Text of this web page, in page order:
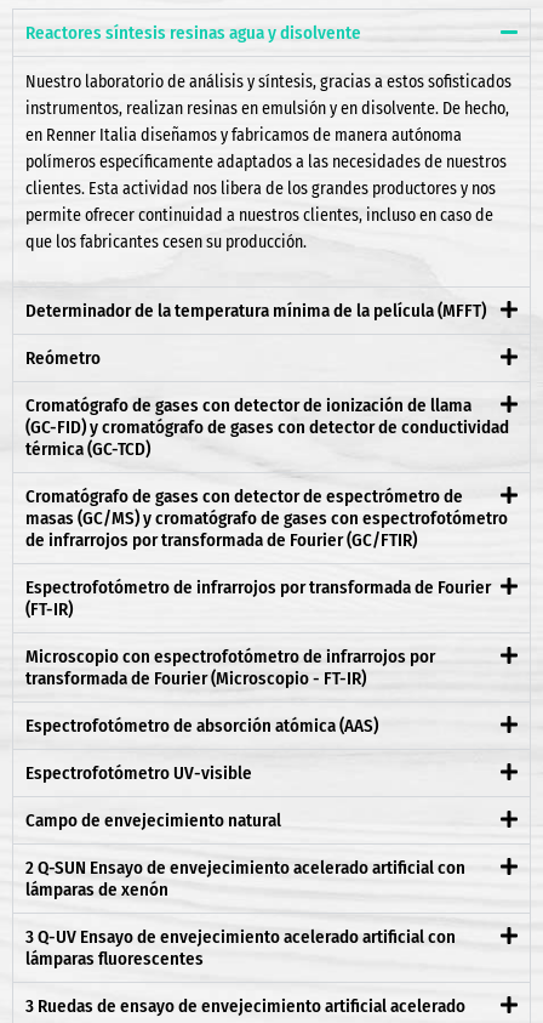
Reactores síntesis resinas agua y disolvente
Nuestro laboratorio de análisis y síntesis, gracias a estos sofisticados
instrumentos, realizan resinas en emulsión y en disolvente. De hecho,
en Renner Italia diseñamos y fabricamos de manera autónoma
polímeros específicamente adaptados a las necesidades de nuestros
clientes. Esta actividad nos libera de los grandes productores y nos
permite ofrecer continuidad a nuestros clientes, incluso en caso de
que los fabricantes cesen su producción.
Determinador de la temperatura mínima de la película (MFFT)
Reómetro
Cromatógrafo de gases con detector de ionización de llama
(GC-FID) y cromatógrafo de gases con detector de conductividad
térmica (GC-TCD)
Cromatógrafo de gases con detector de espectrómetro de
masas (GC/MS) y cromatógrafo de gases con espectrofotómetro
de infrarrojos por transformada de Fourier (GC/FTIR)
Espectrofotómetro de infrarrojos por transformada de Fourier
(FT-IR)
Microscopio con espectrofotómetro de infrarrojos por
transformada de Fourier (Microscopio - FT-IR)
Espectrofotómetro de absorción atómica (AAS)
Espectrofotómetro UV-visible
Campo de envejecimiento natural
2 Q-SUN Ensayo de envejecimiento acelerado artificial con
lámparas de xenón
3 Q-UV Ensayo de envejecimiento acelerado artificial con
lámparas fluorescentes
3 Ruedas de ensayo de envejecimiento artificial acelerado